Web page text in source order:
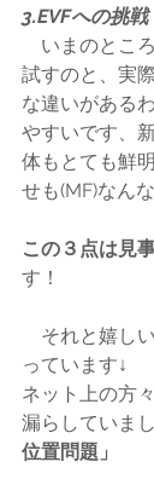
3.EVFへの挑戦
いまのとこ
試すのと、実
な違いがある
やすいです、
体もとても鮮
せも(MF)なん
この３点は見
す！
それと嬉し
っています↓
ネット上の方
漏らしていま
位置問題」